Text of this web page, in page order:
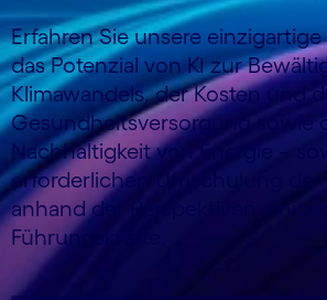
Erfahren Sie unsere
das Potenzial von KI zur
Klimawandels, der Kosten und
Gesundheitsversorgung sowie
Nachhaltigkeit von Energie –
erforderlichen Umschulung der
anhand der Perspektiven einiger
Führungskräfte.